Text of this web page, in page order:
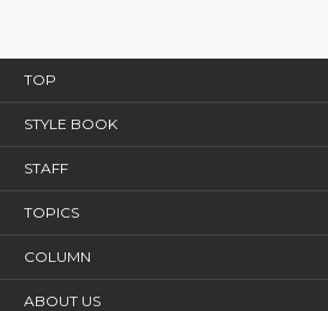
TOP
STYLE BOOK
STAFF
TOPICS
COLUMN
ABOUT US